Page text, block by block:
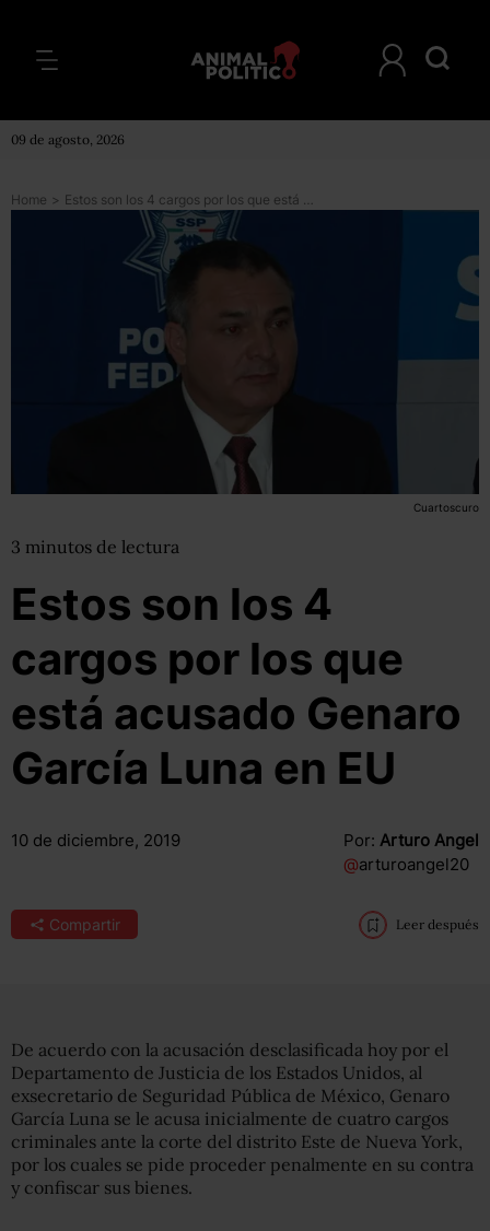
09 de agosto, 2026
Home > Estos son los 4 cargos por los que está acusado Genaro García Luna en EU
Cuartoscuro
3 minutos de lectura
Estos son los 4
cargos por los que
está acusado Genaro
García Luna en EU
10 de diciembre, 2019 Por: Arturo Angel
@arturoangel20
Compartir Leer después
De acuerdo con la acusación desclasificada hoy por el
Departamento de Justicia de los Estados Unidos, al
exsecretario de Seguridad Pública de México, Genaro
García Luna se le acusa inicialmente de cuatro cargos
criminales ante la corte del distrito Este de Nueva York,
por los cuales se pide proceder penalmente en su contra
y confiscar sus bienes.